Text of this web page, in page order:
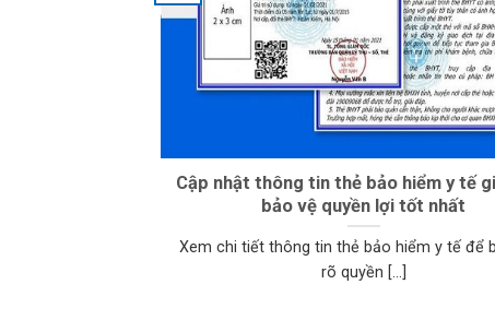
Cập nhật thông tin thẻ bảo hiểm y tế
bảo vệ quyền lợi tốt nhất
Xem chi tiết thông tin thẻ bảo hiểm y tế để
rõ quyền [...]